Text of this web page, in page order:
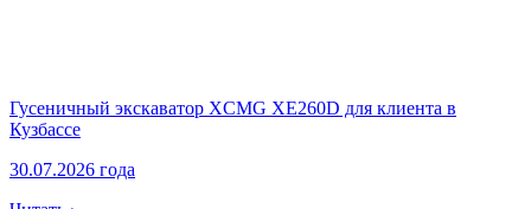
Гусеничный экскаватор XCMG XE260D для клиента в
Кузбассе
30.07.2026 года